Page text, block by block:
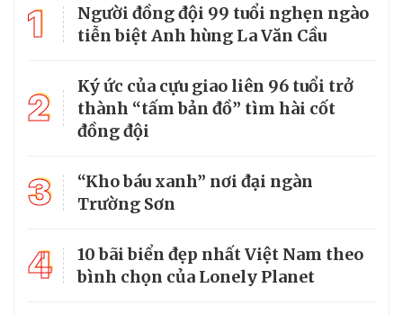
1
Người đồng đội 99 tuổi nghẹn ngào
tiễn biệt Anh hùng La Văn Cầu
2
Ký ức của cựu giao liên 96 tuổi trở
thành “tấm bản đồ” tìm hài cốt
đồng đội
3
“Kho báu xanh” nơi đại ngàn
Trường Sơn
4
10 bãi biển đẹp nhất Việt Nam theo
bình chọn của Lonely Planet